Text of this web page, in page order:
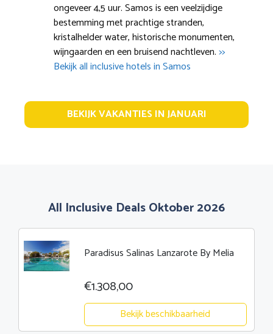
ongeveer 4,5 uur. Samos is een veelzijdige
bestemming met prachtige stranden,
kristalhelder water, historische monumenten,
wijngaarden en een bruisend nachtleven.>>
Bekijk all inclusive hotels in Samos
BEKIJK VAKANTIES IN JANUARI
All Inclusive Deals Oktober 2026
Paradisus Salinas Lanzarote By Melia
€1.308,00
Bekijk beschikbaarheid